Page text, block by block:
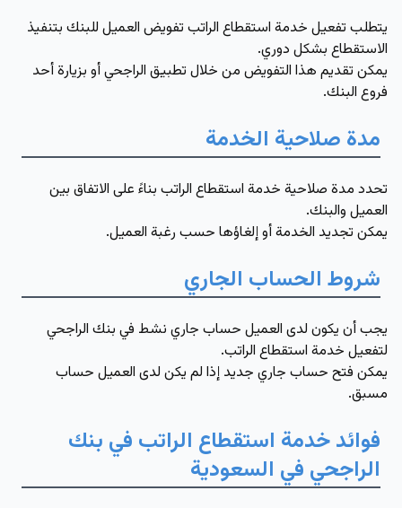
يتطلب تفعيل خدمة استقطاع الراتب تفويض العميل للبنك بتنفيذ
الاستقطاع بشكل دوري.
يمكن تقديم هذا التفويض من خلال تطبيق الراجحي أو بزيارة أحد
فروع البنك.
مدة صلاحية الخدمة
تحدد مدة صلاحية خدمة استقطاع الراتب بناءً على الاتفاق بين
العميل والبنك.
يمكن تجديد الخدمة أو إلغاؤها حسب رغبة العميل.
شروط الحساب الجاري
يجب أن يكون لدى العميل حساب جاري نشط في بنك الراجحي
لتفعيل خدمة استقطاع الراتب.
يمكن فتح حساب جاري جديد إذا لم يكن لدى العميل حساب
مسبق.
فوائد خدمة استقطاع الراتب في بنك
الراجحي في السعودية